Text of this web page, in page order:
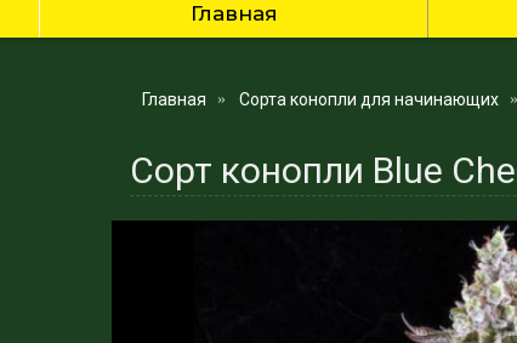
Главная
Главная Сорта конопли для начинающих
Сорт конопли Blue